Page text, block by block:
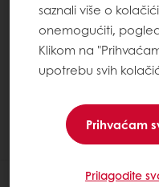
saznali više o
onemogućiti,
Klikom na
upotrebu svih
Prihvaćam
Prilagodite